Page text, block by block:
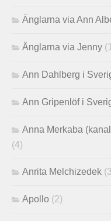
Änglarna via Ann
Änglarna via Jenny
Ann Dahlberg i
Ann Gripenlöf i
Anna Merkaba
(4)
Anrita Melchizedek
Apollo (2)